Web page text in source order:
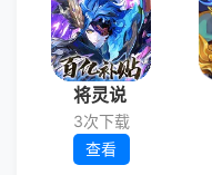
将灵说
3次下载
查看